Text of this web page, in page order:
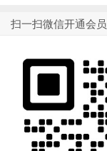
扫一扫微信开通会员